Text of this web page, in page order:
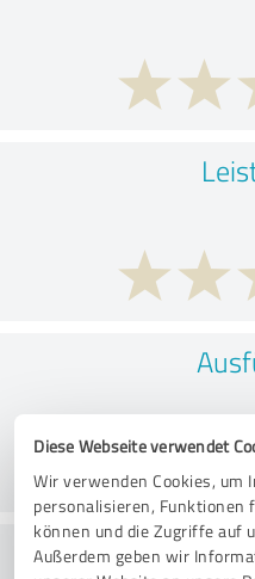
Diese Webseite verwendet
Wir verwenden Cookies, um
personalisieren, Funktionen
können und die Zugriffe auf
Außerdem geben wir